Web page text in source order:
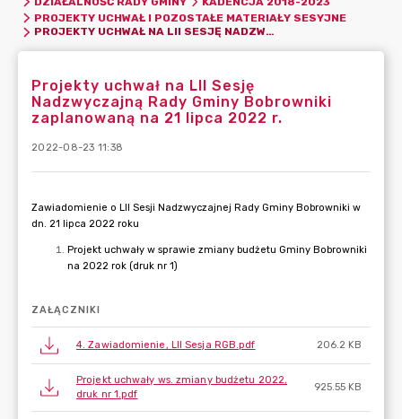
PROJEKTY UCHWAŁ I POZOSTAŁE MATERIAŁY SESYJNE
PROJEKTY UCHWAŁ NA LII SESJĘ NADZWYCZAJNĄ RADY GMINY BOBROWNIKI ZAPLANOWANĄ NA 21 LIPCA 2022 R.
Projekty uchwał na LII Sesję
Nadzwyczajną Rady Gminy Bobrowniki
zaplanowaną na 21 lipca 2022 r.
2022-08-23 11:38
ZAŁĄCZNIKI
4. Zawiadomienie, LII Sesja RGB.pdf 206.2 KB
Projekt uchwały ws. zmiany budżetu 2022,
druk nr 1.pdf
925.55 KB